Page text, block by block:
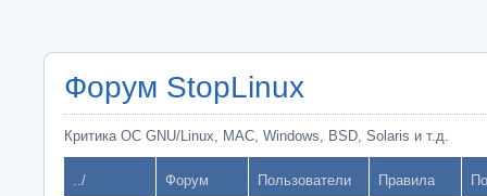
Форум StopLinux
Критика ОС GNU/Linux, MAC, Windows, BSD, Solaris и т.д.
../ Форум Пользователи Правила